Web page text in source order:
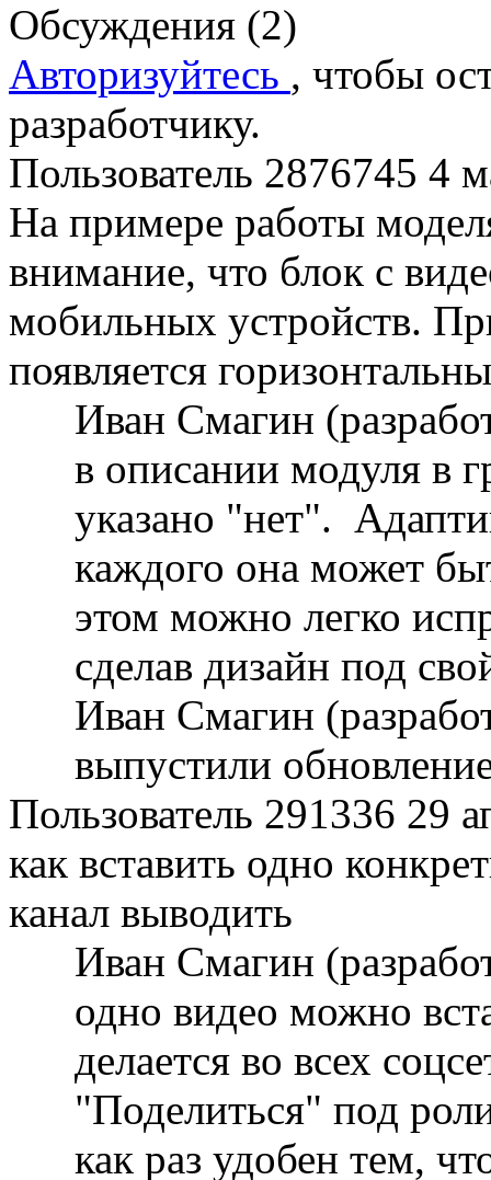
Обсуждения (2)
Авторизуйтесь , чтобы
разработчику.
Пользователь 2876745 4
На примере работы
внимание, что блок с
мобильных устройств.
появляется
Иван Смагин
в описании модуля в
указано "нет".
каждого она может
этом можно легко
сделав дизайн под
Иван Смагин
выпустили
Пользователь 291336 29
как вставить одно
канал выводить
Иван Смагин
одно видео можно
делается во всех
"Поделиться" под
как раз удобен тем,